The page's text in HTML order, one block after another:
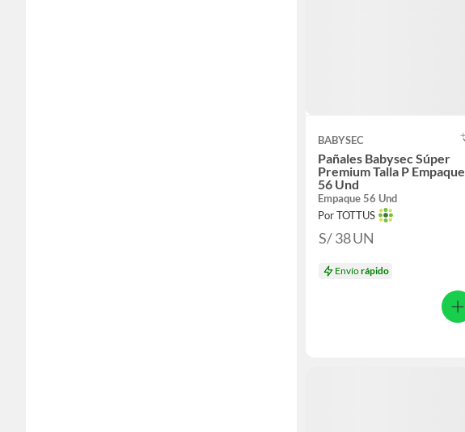
BABYSEC
Pañales Babysec Súper
Premium Talla P Empaque
56 Und
Empaque 56 Und
Por TOTTUS
S/ 38UN
Envíorápido